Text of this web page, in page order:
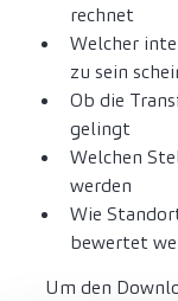
rechnet
Welcher
zu sein
Ob die
gelingt
Welchen
werden
Wie
bewertet
Um den